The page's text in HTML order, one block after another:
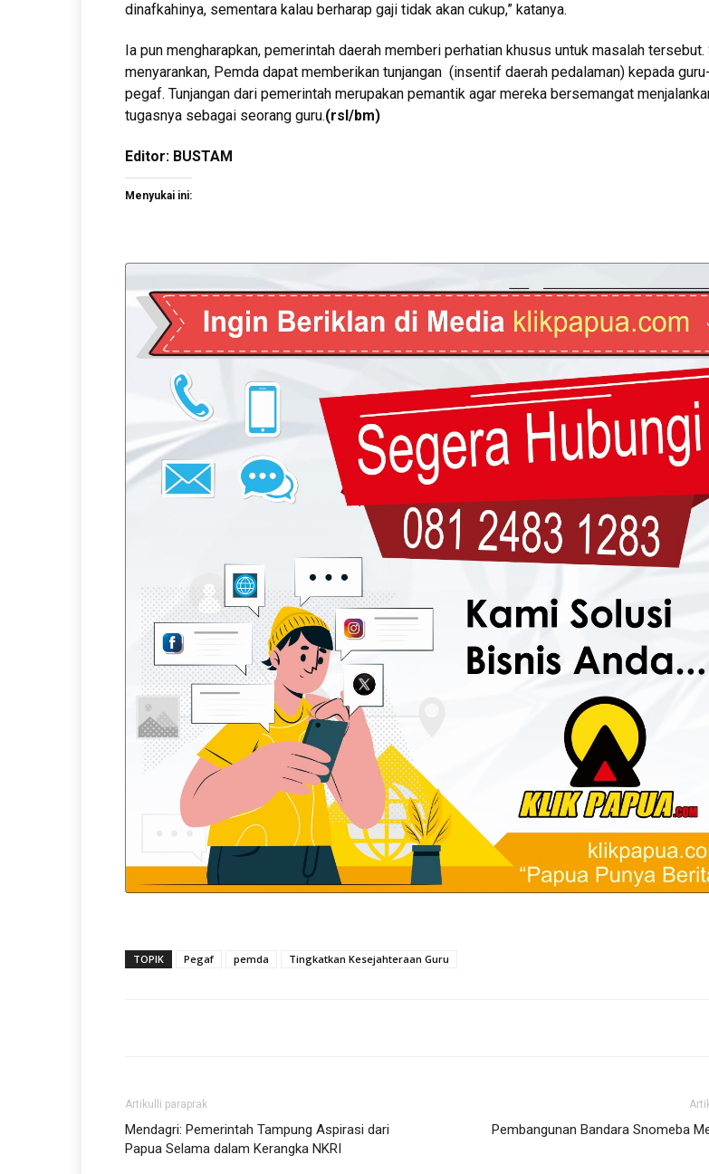
dinafkahinya, sementara kalau berharap gaji tidak akan cukup,” katanya.
Ia pun mengharapkan, pemerintah daerah memberi perhatian khusus untuk masalah
menyarankan, Pemda dapat memberikan tunjangan (insentif daerah pedalaman) kepada
pegaf. Tunjangan dari pemerintah merupakan pemantik agar mereka bersemangat
tugasnya sebagai seorang guru.(rsl/bm)
Editor: BUSTAM
Menyukai ini:
TOPIK Pegaf pemda Tingkatkan Kesejahteraan Guru
Artikulli paraprak
Mendagri: Pemerintah Tampung Aspirasi dari
Papua Selama dalam Kerangka NKRI
Pembangunan Bandara Snomeba